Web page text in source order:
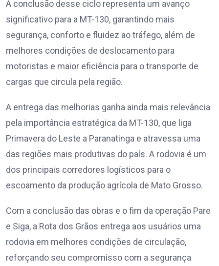
A conclusão desse ciclo representa um avanço
significativo para a MT-130, garantindo mais
segurança, conforto e fluidez ao tráfego, além de
melhores condições de deslocamento para
motoristas e maior eficiência para o transporte de
cargas que circula pela região.
A entrega das melhorias ganha ainda mais relevância
pela importância estratégica da MT-130, que liga
Primavera do Leste a Paranatinga e atravessa uma
das regiões mais produtivas do país. A rodovia é um
dos principais corredores logísticos para o
escoamento da produção agrícola de Mato Grosso.
Com a conclusão das obras e o fim da operação Pare
e Siga, a Rota dos Grãos entrega aos usuários uma
rodovia em melhores condições de circulação,
reforçando seu compromisso com a segurança